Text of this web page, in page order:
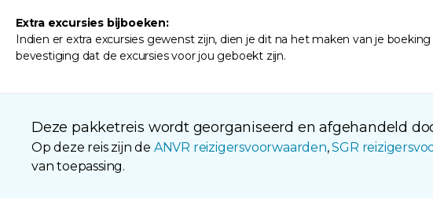
Extra excursies bijboeken:
Indien er extra excursies gewenst zijn, dien je dit na het maken van je boeking
bevestiging dat de excursies voor jou geboekt zijn.
Deze pakketreis wordt georganiseerd en afgehandeld
Op deze reis zijn de ANVR reizigersvoorwaarden,SGR
van toepassing.